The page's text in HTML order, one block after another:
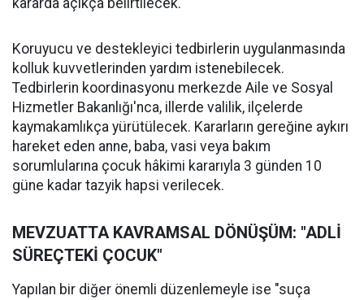
kararda açıkça belirtilecek.
Koruyucu ve destekleyici tedbirlerin uygulanmasında
kolluk kuvvetlerinden yardım istenebilecek.
Tedbirlerin koordinasyonu merkezde Aile ve Sosyal
Hizmetler Bakanlığı'nca, illerde valilik, ilçelerde
kaymakamlıkça yürütülecek. Kararların gereğine aykırı
hareket eden anne, baba, vasi veya bakım
sorumlularına çocuk hâkimi kararıyla 3 günden 10
güne kadar tazyik hapsi verilecek.
MEVZUATTA KAVRAMSAL DÖNÜŞÜM: "ADLİ
SÜREÇTEKİ ÇOCUK"
Yapılan bir diğer önemli düzenlemeyle ise "suça